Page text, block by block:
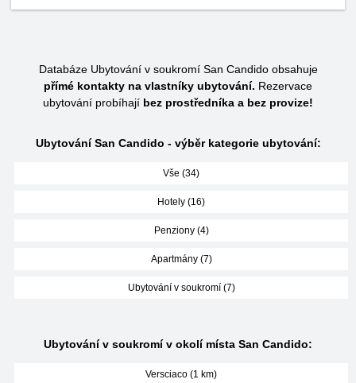
Databáze Ubytování v soukromí San Candido obsahuje
přímé kontakty na vlastníky ubytování. Rezervace
ubytování probíhají bez prostředníka a bez provize!
Ubytování San Candido - výběr kategorie ubytování:
Vše (34)
Hotely (16)
Penziony (4)
Apartmány (7)
Ubytování v soukromí (7)
Ubytování v soukromí v okolí místa San Candido:
Versciaco (1 km)